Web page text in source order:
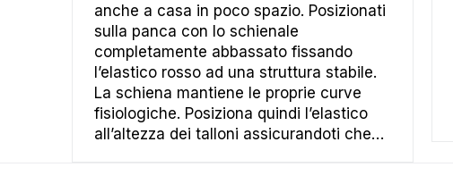
anche a casa in poco spazio. Posizionati
sulla panca con lo schienale
completamente abbassato fissando
l’elastico rosso ad una struttura stabile.
La schiena mantiene le proprie curve
fisiologiche. Posiziona quindi l’elastico
all’altezza dei talloni assicurandoti che…